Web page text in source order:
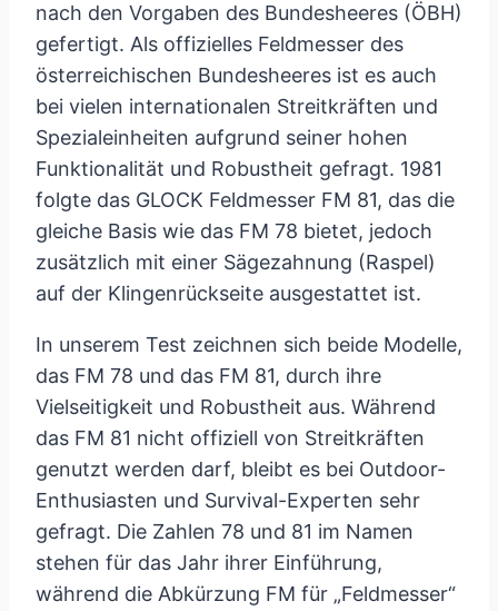
nach den Vorgaben des Bundesheeres (ÖBH)
gefertigt. Als offizielles Feldmesser des
österreichischen Bundesheeres ist es auch
bei vielen internationalen Streitkräften und
Spezialeinheiten aufgrund seiner hohen
Funktionalität und Robustheit gefragt. 1981
folgte das GLOCK Feldmesser FM 81, das die
gleiche Basis wie das FM 78 bietet, jedoch
zusätzlich mit einer Sägezahnung (Raspel)
auf der Klingenrückseite ausgestattet ist.
In unserem Test zeichnen sich beide Modelle,
das FM 78 und das FM 81, durch ihre
Vielseitigkeit und Robustheit aus. Während
das FM 81 nicht offiziell von Streitkräften
genutzt werden darf, bleibt es bei Outdoor-
Enthusiasten und Survival-Experten sehr
gefragt. Die Zahlen 78 und 81 im Namen
stehen für das Jahr ihrer Einführung,
während die Abkürzung FM für „Feldmesser“